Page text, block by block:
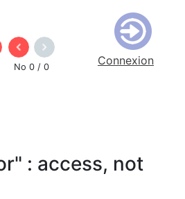
No 0 / 0 Connexion
: access, not